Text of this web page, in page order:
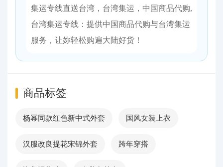
集运专线直送台湾，台湾集运，中国商品代购,
台湾集运专线：提供中国商品代购与台湾集运
服务，让妳轻松购遍大陆好货！
商品标签
杨幂同款红色新中式外套 国风女装上衣
汉服改良提花宋锦外套 跨年穿搭